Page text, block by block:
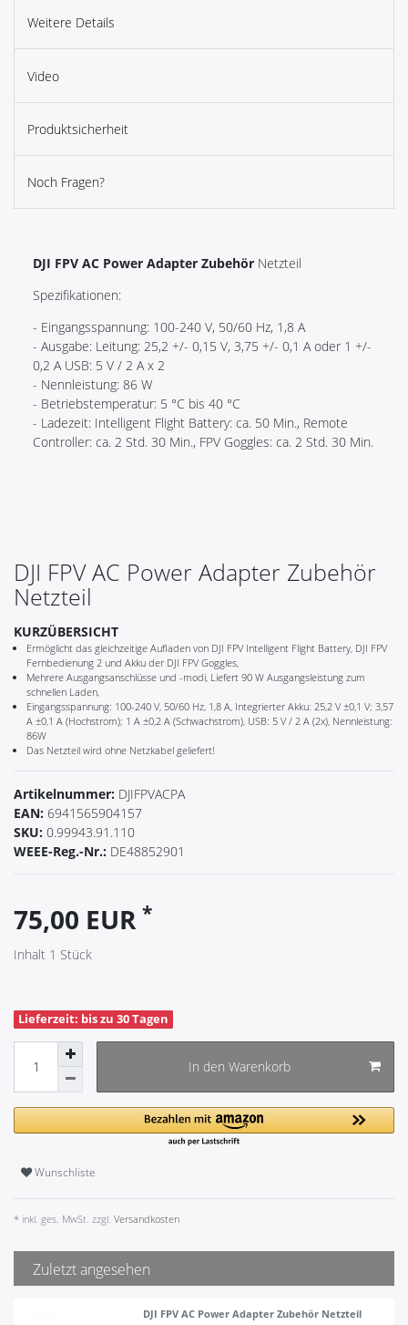
Weitere Details
Video
Produktsicherheit
Noch Fragen?
DJI FPV AC Power Adapter Zubehör Netzteil
Spezifikationen:
- Eingangsspannung: 100-240 V, 50/60 Hz, 1,8 A
- Ausgabe: Leitung: 25,2 +/- 0,15 V, 3,75 +/- 0,1 A oder 1 +/-
0,2 A USB: 5 V / 2 A x 2
- Nennleistung: 86 W
- Betriebstemperatur: 5 °C bis 40 °C
- Ladezeit: Intelligent Flight Battery: ca. 50 Min., Remote
Controller: ca. 2 Std. 30 Min., FPV Goggles: ca. 2 Std. 30 Min.
DJI FPV AC Power Adapter Zubehör
Netzteil
KURZÜBERSICHT
Ermöglicht das gleichzeitige Aufladen von DJI FPV Intelligent Flight Battery, DJI FPV
Fernbedienung 2 und Akku der DJI FPV Goggles,
Mehrere Ausgangsanschlüsse und -modi, Liefert 90 W Ausgangsleistung zum
schnellen Laden,
Eingangsspannung: 100-240 V, 50/60 Hz, 1,8 A, Integrierter Akku: 25,2 V ±0,1 V; 3,57
A ±0,1 A (Hochstrom); 1 A ±0,2 A (Schwachstrom), USB: 5 V / 2 A (2x), Nennleistung:
86W
Das Netzteil wird ohne Netzkabel geliefert!
Artikelnummer: DJIFPVACPA
EAN: 6941565904157
SKU: 0.99943.91.110
WEEE-Reg.-Nr.: DE48852901
75,00 EUR *
Inhalt 1 Stück
Lieferzeit: bis zu 30 Tagen
In den Warenkorb
Wunschliste
* inkl. ges. MwSt. zzgl. Versandkosten
Zuletzt angesehen
DJI FPV AC Power Adapter Zubehör Netzteil